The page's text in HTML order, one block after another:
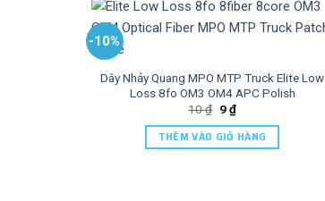
-10%
Dây Nhảy Quang MPO MTP Truck Elite Low
Loss 8fo OM3 OM4 APC Polish
10₫ 9₫
THÊM VÀO GIỎ HÀNG